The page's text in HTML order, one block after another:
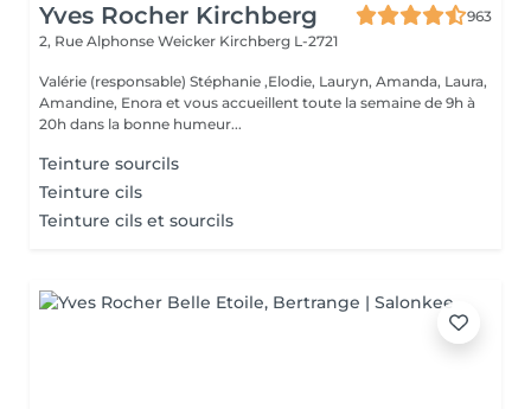
Yves Rocher Kirchberg
963
2, Rue Alphonse Weicker Kirchberg L-2721
Valérie (responsable) Stéphanie ,Elodie, Lauryn, Amanda, Laura,
Amandine, Enora et vous accueillent toute la semaine de 9h à
20h dans la bonne humeur...
Teinture sourcils
Teinture cils
Teinture cils et sourcils